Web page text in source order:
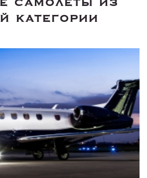
категории